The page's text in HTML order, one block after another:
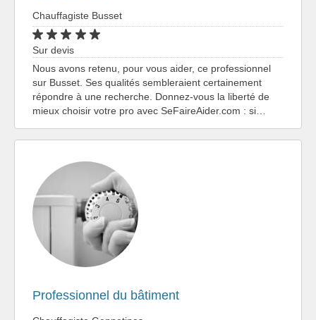
Chauffagiste Busset
Sur devis
Nous avons retenu, pour vous aider, ce professionnel
sur Busset. Ses qualités sembleraient certainement
répondre à une recherche. Donnez-vous la liberté de
mieux choisir votre pro avec SeFaireAider.com : si…
Professionnel du bâtiment